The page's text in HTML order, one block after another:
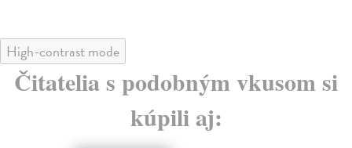
High-contrast mode
Čitatelia s podobným vkusom si
kúpili aj: